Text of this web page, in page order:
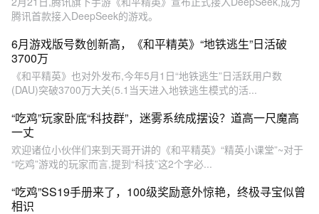
腾讯首款接入DeepSeek的游戏。
6月游戏版号数创新高，《和平精英》“地铁逃生”日活破
3700万
《和平精英》也对外发布,今年5月1日“地铁逃生”日活跃用户数
(DAU)突破3700万大关(5.1当天进入地铁逃生模式的活...
“吃鸡”玩家卧底“科技群”，迷雾系统成摆设？道高一尺魔高
一丈
欢迎诸位小伙伴们来到天哥开讲的《和平精英》“精英小课堂”~对于
“吃鸡”游戏的玩家而言,提到“科技”这2个字必...
“吃鸡”SS19手册来了，100级奖励意外惊艳，终极寻宝似曾
相识